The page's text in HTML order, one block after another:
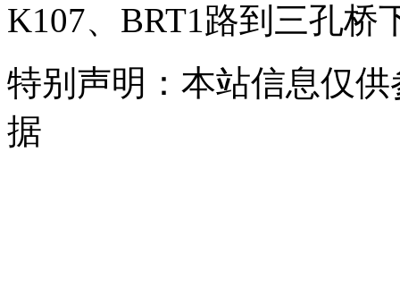
K107、BRT1路到三孔桥
特别声明：本站信息仅
据